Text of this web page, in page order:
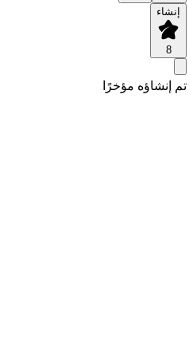
إنشاء
8
تم إنشاؤه مؤخرًا